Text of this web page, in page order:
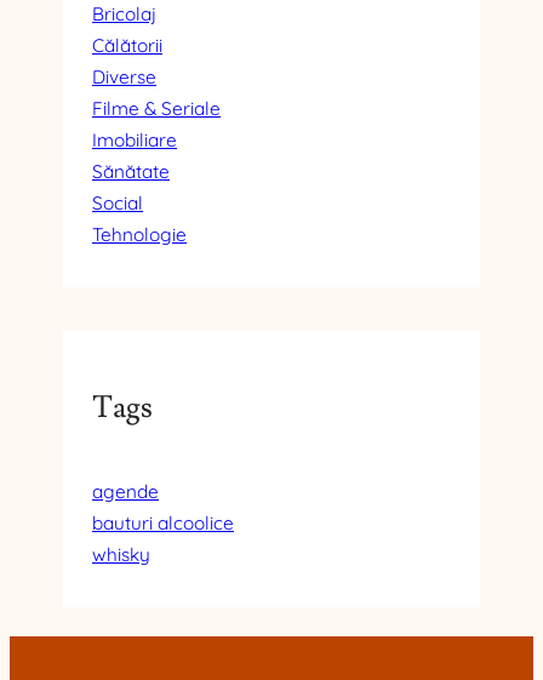
Bricolaj
Călătorii
Diverse
Filme & Seriale
Imobiliare
Sănătate
Social
Tehnologie
Tags
agende
bauturi alcoolice
whisky